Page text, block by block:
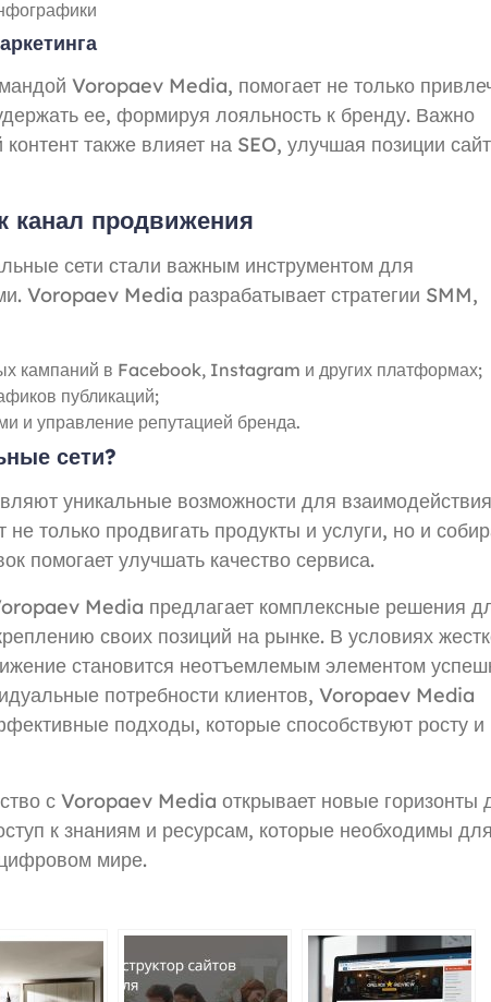
Voropaev Media, помогает не только
ее, формируя лояльность к бренду. Важно
контент также влияет на SEO, улучшая позиции
канал продвижения
сети стали важным инструментом для
Voropaev Media разрабатывает стратегии SMM,
кампаний в Facebook, Instagram и других платформах;
публикаций;
и управление репутацией бренда.
сети?
уникальные возможности для
только продвигать продукты и услуги, но и
помогает улучшать качество сервиса.
Media предлагает комплексные решения
своих позиций на рынке. В условиях
становится неотъемлемым элементом
потребности клиентов, Voropaev Media
подходы, которые способствуют росту и
с Voropaev Media открывает новые горизонты
к знаниям и ресурсам, которые необходимы для
мире.